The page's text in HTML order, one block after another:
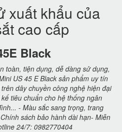
xuất khẩu của
cao cấp
Black
toàn, tiện dụng, dễ dàng sử dụng,
US 45 E Black sản phẩm uy tín
dây chuyền công nghệ hiện đại
tiêu chuẩn cho hệ thống ngân
- Màu sắc sang trọng, trang
sách bảo hành dài hạn- Miễn
24/7: 0982770404